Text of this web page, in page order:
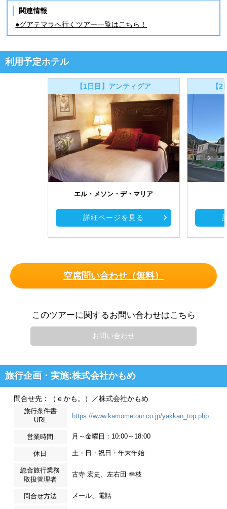
関連情報
●グアテマラへ行くツアー一覧はこちら！
利用予定ホテル
【1日目】アンティグア
エル・メソン・デ・マリア
詳細ページを見る
【
空席問い合わせ（無料）
このツアーに関するお問い合わせはこちら
お問い合わせ
旅行企画・実施:株式会社かもめ
問合せ先：（ｅかも。）／株式会社かもめ
旅行条件書
URL
https://www.kamometour.co.jp/yakkan_top.php
営業時間 月～金曜日：10:00～18:00
休日 土・日・祝日・年末年始
総合旅行業務
取扱管理者
古寺 宏史、左右田 幸枝
問合せ方法 メール、電話